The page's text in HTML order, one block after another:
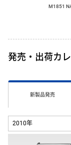
M1851
発売・出荷カ
新製品発売